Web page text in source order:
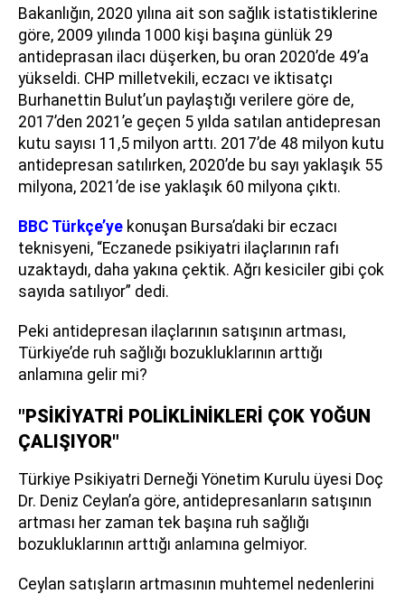
Bakanlığın, 2020 yılına ait son sağlık istatistiklerine
göre, 2009 yılında 1000 kişi başına günlük 29
antideprasan ilacı düşerken, bu oran 2020’de 49’a
yükseldi. CHP milletvekili, eczacı ve iktisatçı
Burhanettin Bulut’un paylaştığı verilere göre de,
2017’den 2021’e geçen 5 yılda satılan antidepresan
kutu sayısı 11,5 milyon arttı. 2017’de 48 milyon kutu
antidepresan satılırken, 2020’de bu sayı yaklaşık 55
milyona, 2021’de ise yaklaşık 60 milyona çıktı.
BBC Türkçe’ye konuşan Bursa’daki bir eczacı
teknisyeni, “Eczanede psikiyatri ilaçlarının rafı
uzaktaydı, daha yakına çektik. Ağrı kesiciler gibi çok
sayıda satılıyor” dedi.
Peki antidepresan ilaçlarının satışının artması,
Türkiye’de ruh sağlığı bozukluklarının arttığı
anlamına gelir mi?
"PSİKİYATRİ POLİKLİNİKLERİ ÇOK YOĞUN
ÇALIŞIYOR"
Türkiye Psikiyatri Derneği Yönetim Kurulu üyesi Doç
Dr. Deniz Ceylan’a göre, antidepresanların satışının
artması her zaman tek başına ruh sağlığı
bozukluklarının arttığı anlamına gelmiyor.
Ceylan satışların artmasının muhtemel nedenlerini